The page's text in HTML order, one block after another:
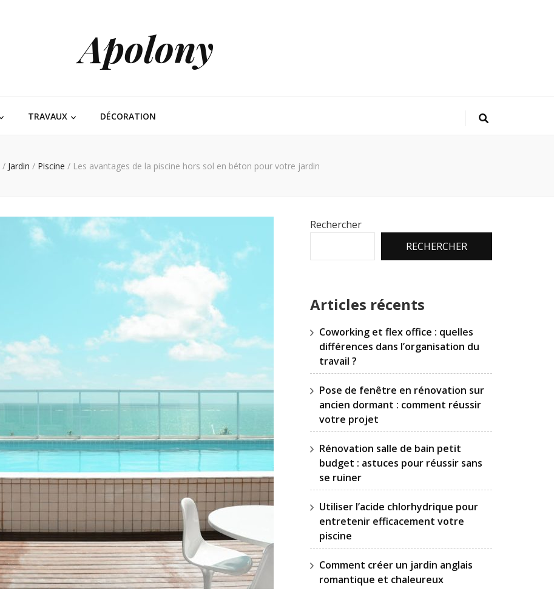
Apolony
TRAVAUX DÉCORATION
/ Jardin / Piscine / Les avantages de la piscine hors sol en béton pour votre jardin
Rechercher
RECHERCHER
Articles récents
Coworking et flex office : quelles
différences dans l’organisation du
travail ?
Pose de fenêtre en rénovation sur
ancien dormant : comment réussir
votre projet
Rénovation salle de bain petit
budget : astuces pour réussir sans
se ruiner
Utiliser l’acide chlorhydrique pour
entretenir efficacement votre
piscine
Comment créer un jardin anglais
romantique et chaleureux